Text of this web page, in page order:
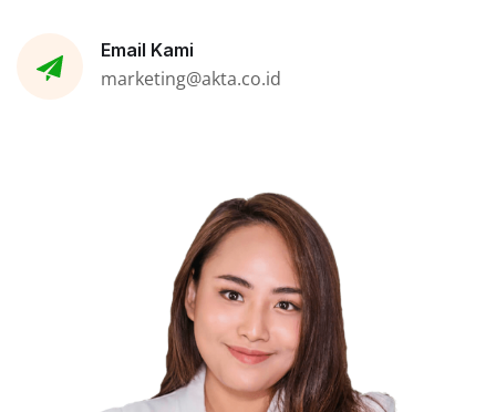
Email Kami
marketing@akta.co.id